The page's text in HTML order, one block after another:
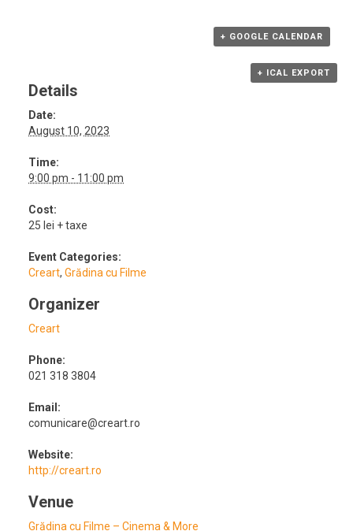
+ GOOGLE CALENDAR
+ ICAL EXPORT
Details
Date:
August 10, 2023
Time:
9:00 pm - 11:00 pm
Cost:
25 lei + taxe
Event Categories:
Creart,Grădina cu Filme
Organizer
Creart
Phone:
021 318 3804
Email:
comunicare@creart.ro
Website:
http://creart.ro
Venue
Grădina cu Filme – Cinema & More